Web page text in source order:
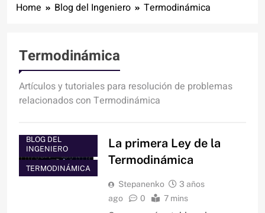
Home Blog del Ingeniero Termodinámica
Termodinámica
Artículos y tutoriales para resolución de problemas
relacionados con Termodinámica
BLOG DEL
INGENIERO
TERMODINÁMICA
La primera Ley de la
Termodinámica
Stepanenko
3 años
ago
0 7 mins